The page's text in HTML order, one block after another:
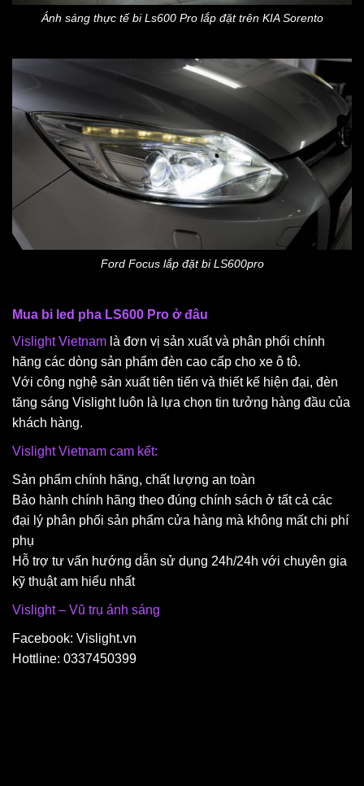
Ánh sáng thực tế bi Ls600 Pro lắp đặt trên KIA Sorento
Ford Focus lắp đặt bi LS600pro
Mua bi led pha LS600 Pro ở đâu
Vislight Vietnam là đơn vị sản xuất và phân phối chính
hãng các dòng sản phẩm đèn cao cấp cho xe ô tô.
Với công nghệ sản xuất tiên tiến và thiết kế hiện đại, đèn
tăng sáng Vislight luôn là lựa chọn tin tưởng hàng đầu của
khách hàng.
Vislight Vietnam cam kết:
Sản phẩm chính hãng, chất lượng an toàn
Bảo hành chính hãng theo đúng chính sách ở tất cả các
đại lý phân phối sản phẩm cửa hàng mà không mất chi phí
phụ
Hỗ trợ tư vấn hướng dẫn sử dụng 24h/24h với chuyên gia
kỹ thuật am hiểu nhất
Vislight – Vũ trụ ánh sáng
Facebook: Vislight.vn
Hottline: 0337450399